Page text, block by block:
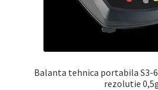
Balanta tehnica portabila S3-
rezolutie